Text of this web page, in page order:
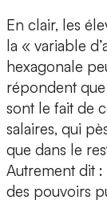
En clair, les
la « variable
hexagonale
répondent que
sont le fait de
salaires, qui
que dans le
Autrement dit :
des pouvoirs